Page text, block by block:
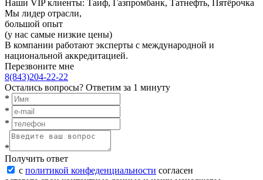
Наши VIP клиенты: Таиф, Газпромбанк, Татнефть, Пятёрочка
Мы лидер отрасли,
большой опыт
(у нас самые низкие цены)
В компании работают эксперты с международной и
национальной аккредитацией.
Перезвоните мне
8(843)204-22-22
Остались вопросы? Ответим за 1 минуту
*
*
*
*
Получить ответ
с политикой конфеденциальности согласен